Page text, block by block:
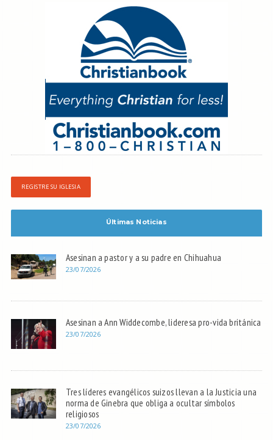
REGISTRE SU IGLESIA
Últimas Noticias
Asesinan a pastor y a su padre en Chihuahua
23/07/2026
Asesinan a Ann Widdecombe, lideresa pro-vida británica
23/07/2026
Tres líderes evangélicos suizos llevan a la Justicia una
norma de Ginebra que obliga a ocultar símbolos
religiosos
23/07/2026